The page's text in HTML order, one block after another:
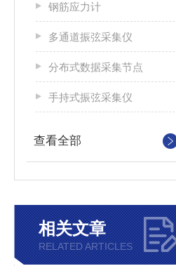
钢筋应力计
多通道振弦采集仪
分布式数据采集节点
⼿持式振弦采集仪
查看全部
相关文章
RELATED ARTICLES